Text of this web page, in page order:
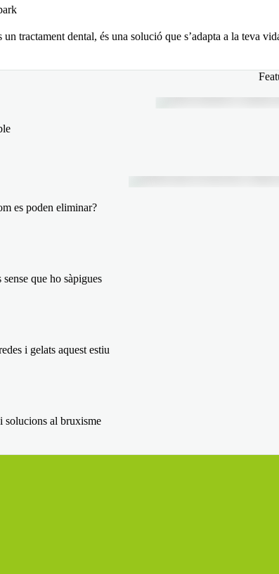
tractament dental, és una solució que s’adapta a la teva
es poden eliminar?
que ho sàpigues
i gelats aquest estiu
solucions al bruxisme